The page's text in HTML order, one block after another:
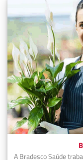
A Bradesco Saúde